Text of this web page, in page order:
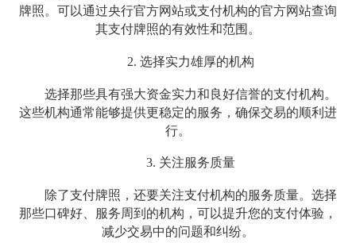
牌照。可以通过央行官方网站或支付机构的官方网站查询
其支付牌照的有效性和范围。
2. 选择实力雄厚的机构
选择那些具有强大资金实力和良好信誉的支付机构。
这些机构通常能够提供更稳定的服务，确保交易的顺利进
行。
3. 关注服务质量
除了支付牌照，还要关注支付机构的服务质量。选择
那些口碑好、服务周到的机构，可以提升您的支付体验，
减少交易中的问题和纠纷。